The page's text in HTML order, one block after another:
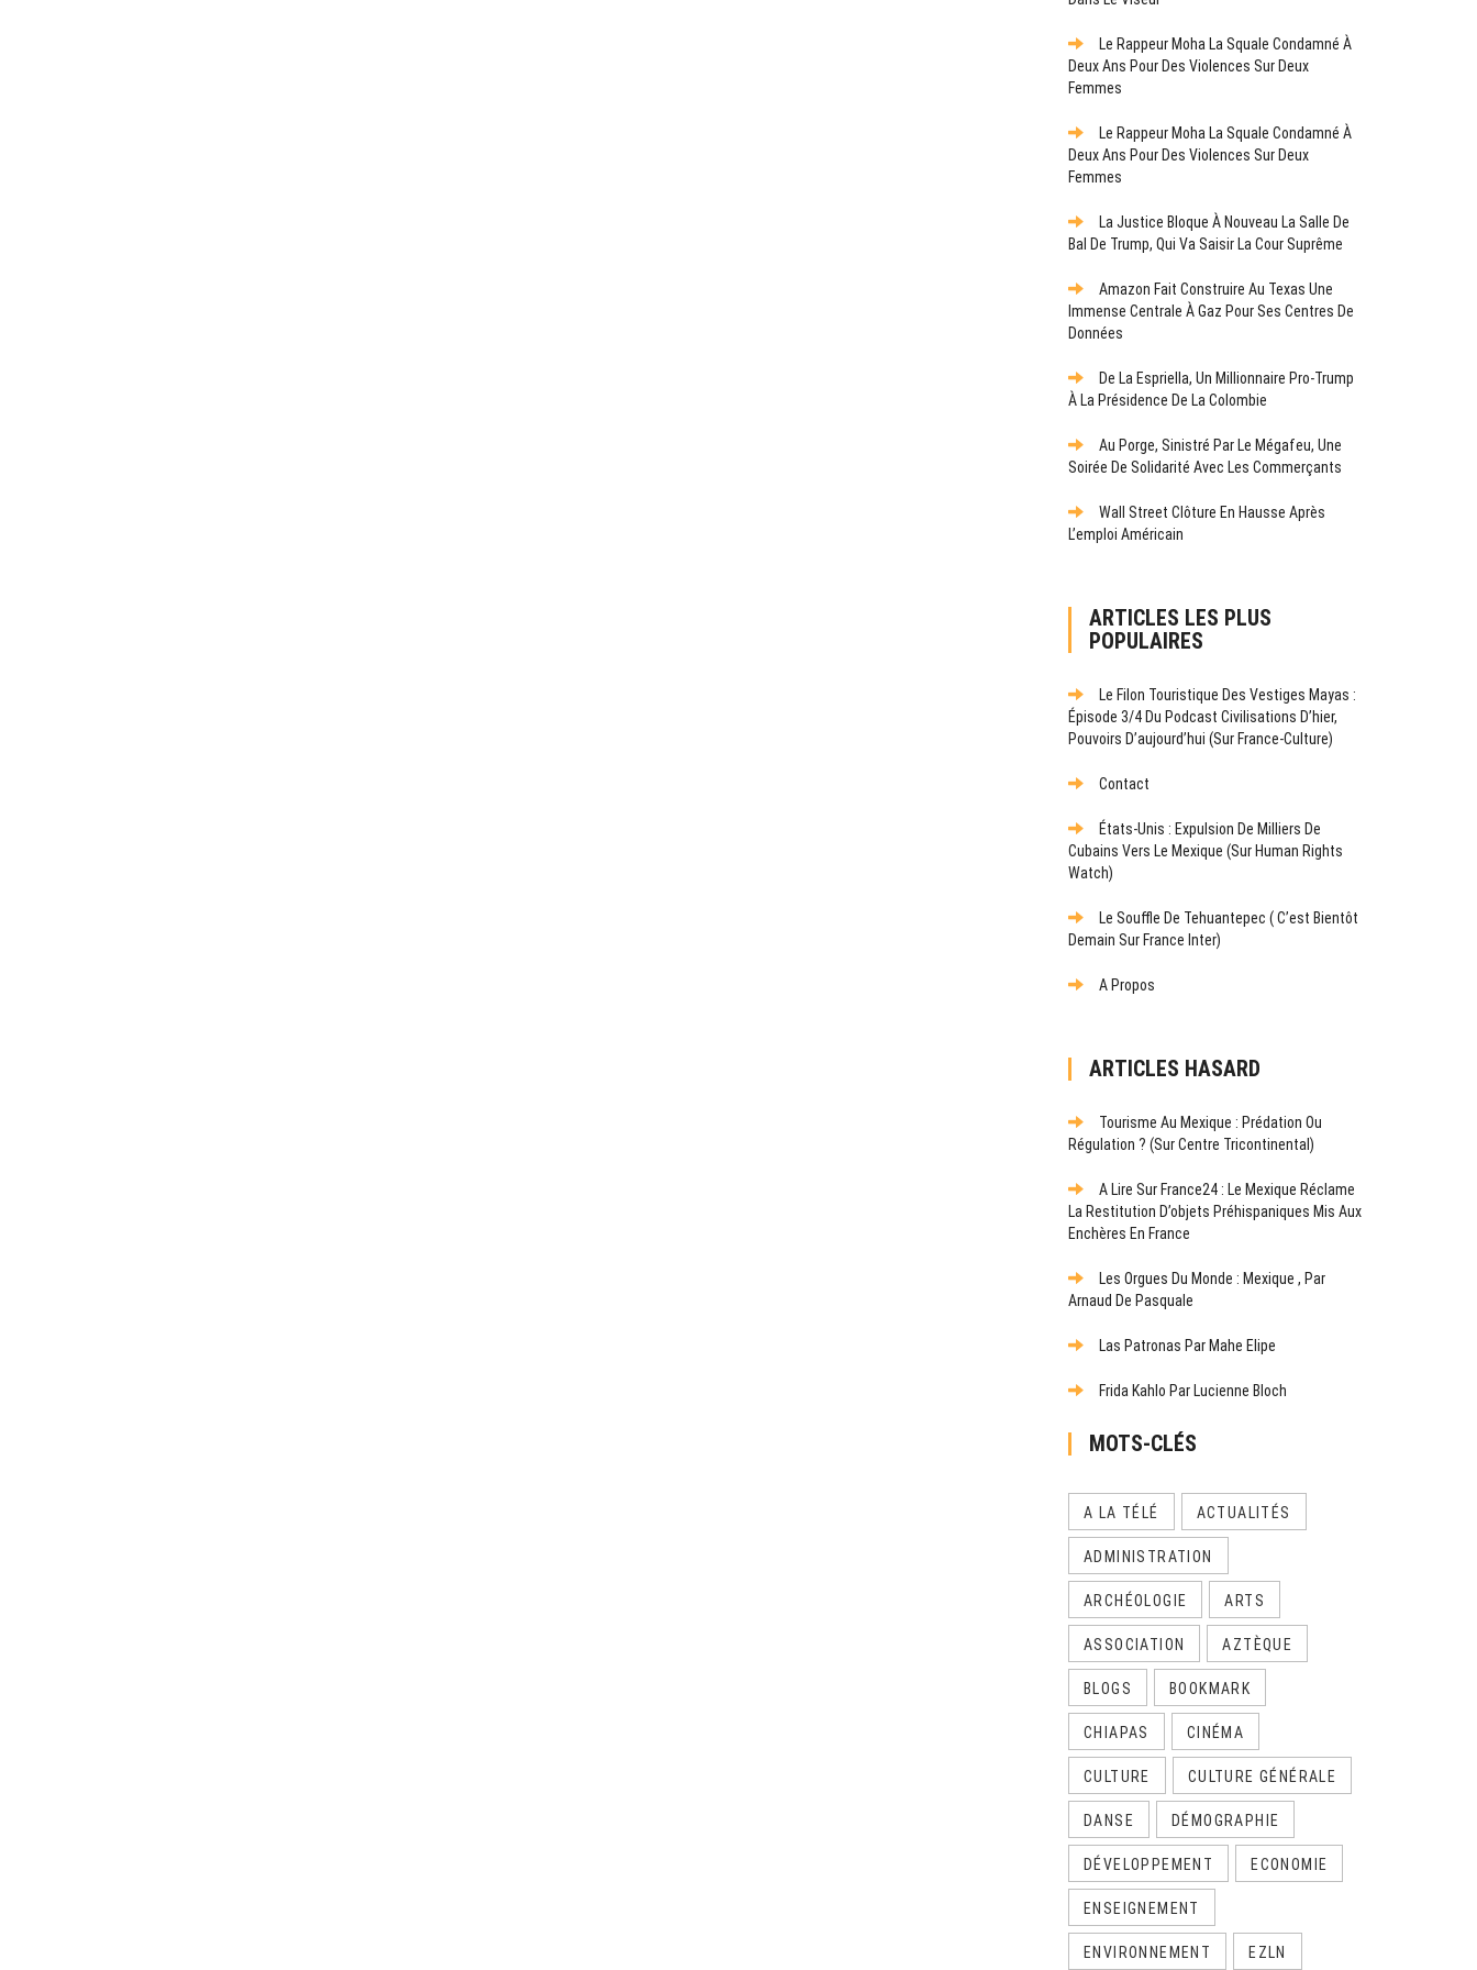
Le Rappeur Moha La Squale Condamné À
Deux Ans Pour Des Violences Sur Deux
Femmes
Le Rappeur Moha La Squale Condamné À
Deux Ans Pour Des Violences Sur Deux
Femmes
La Justice Bloque À Nouveau La Salle De
Bal De Trump, Qui Va Saisir La Cour Suprême
Amazon Fait Construire Au Texas Une
Immense Centrale À Gaz Pour Ses Centres De
Données
De La Espriella, Un Millionnaire Pro-Trump
À La Présidence De La Colombie
Au Porge, Sinistré Par Le Mégafeu, Une
Soirée De Solidarité Avec Les Commerçants
Wall Street Clôture En Hausse Après
L’emploi Américain
ARTICLES LES PLUS
POPULAIRES
Le Filon Touristique Des Vestiges Mayas :
Épisode 3/4 Du Podcast Civilisations D’hier,
Pouvoirs D’aujourd’hui (sur France-Culture)
Contact
États-Unis : Expulsion De Milliers De
Cubains Vers Le Mexique (sur Human Rights
Watch)
Le Souffle De Tehuantepec ( C’est Bientôt
Demain Sur France Inter)
A Propos
ARTICLES HASARD
Tourisme Au Mexique : Prédation Ou
Régulation ? (Sur Centre Tricontinental)
A Lire Sur France24 : Le Mexique Réclame
La Restitution D’objets Préhispaniques Mis Aux
Enchères En France
Les Orgues Du Monde : Mexique , Par
Arnaud De Pasquale
Las Patronas Par Mahe Elipe
Frida Kahlo Par Lucienne Bloch
MOTS-CLÉS
A LA TÉLÉ ACTUALITÉS
ADMINISTRATION
ARCHÉOLOGIE ARTS
ASSOCIATION AZTÈQUE
BLOGS BOOKMARK
CHIAPAS CINÉMA
CULTURE CULTURE GÉNÉRALE
DANSE DÉMOGRAPHIE
DÉVELOPPEMENT ECONOMIE
ENSEIGNEMENT
ENVIRONNEMENT EZLN